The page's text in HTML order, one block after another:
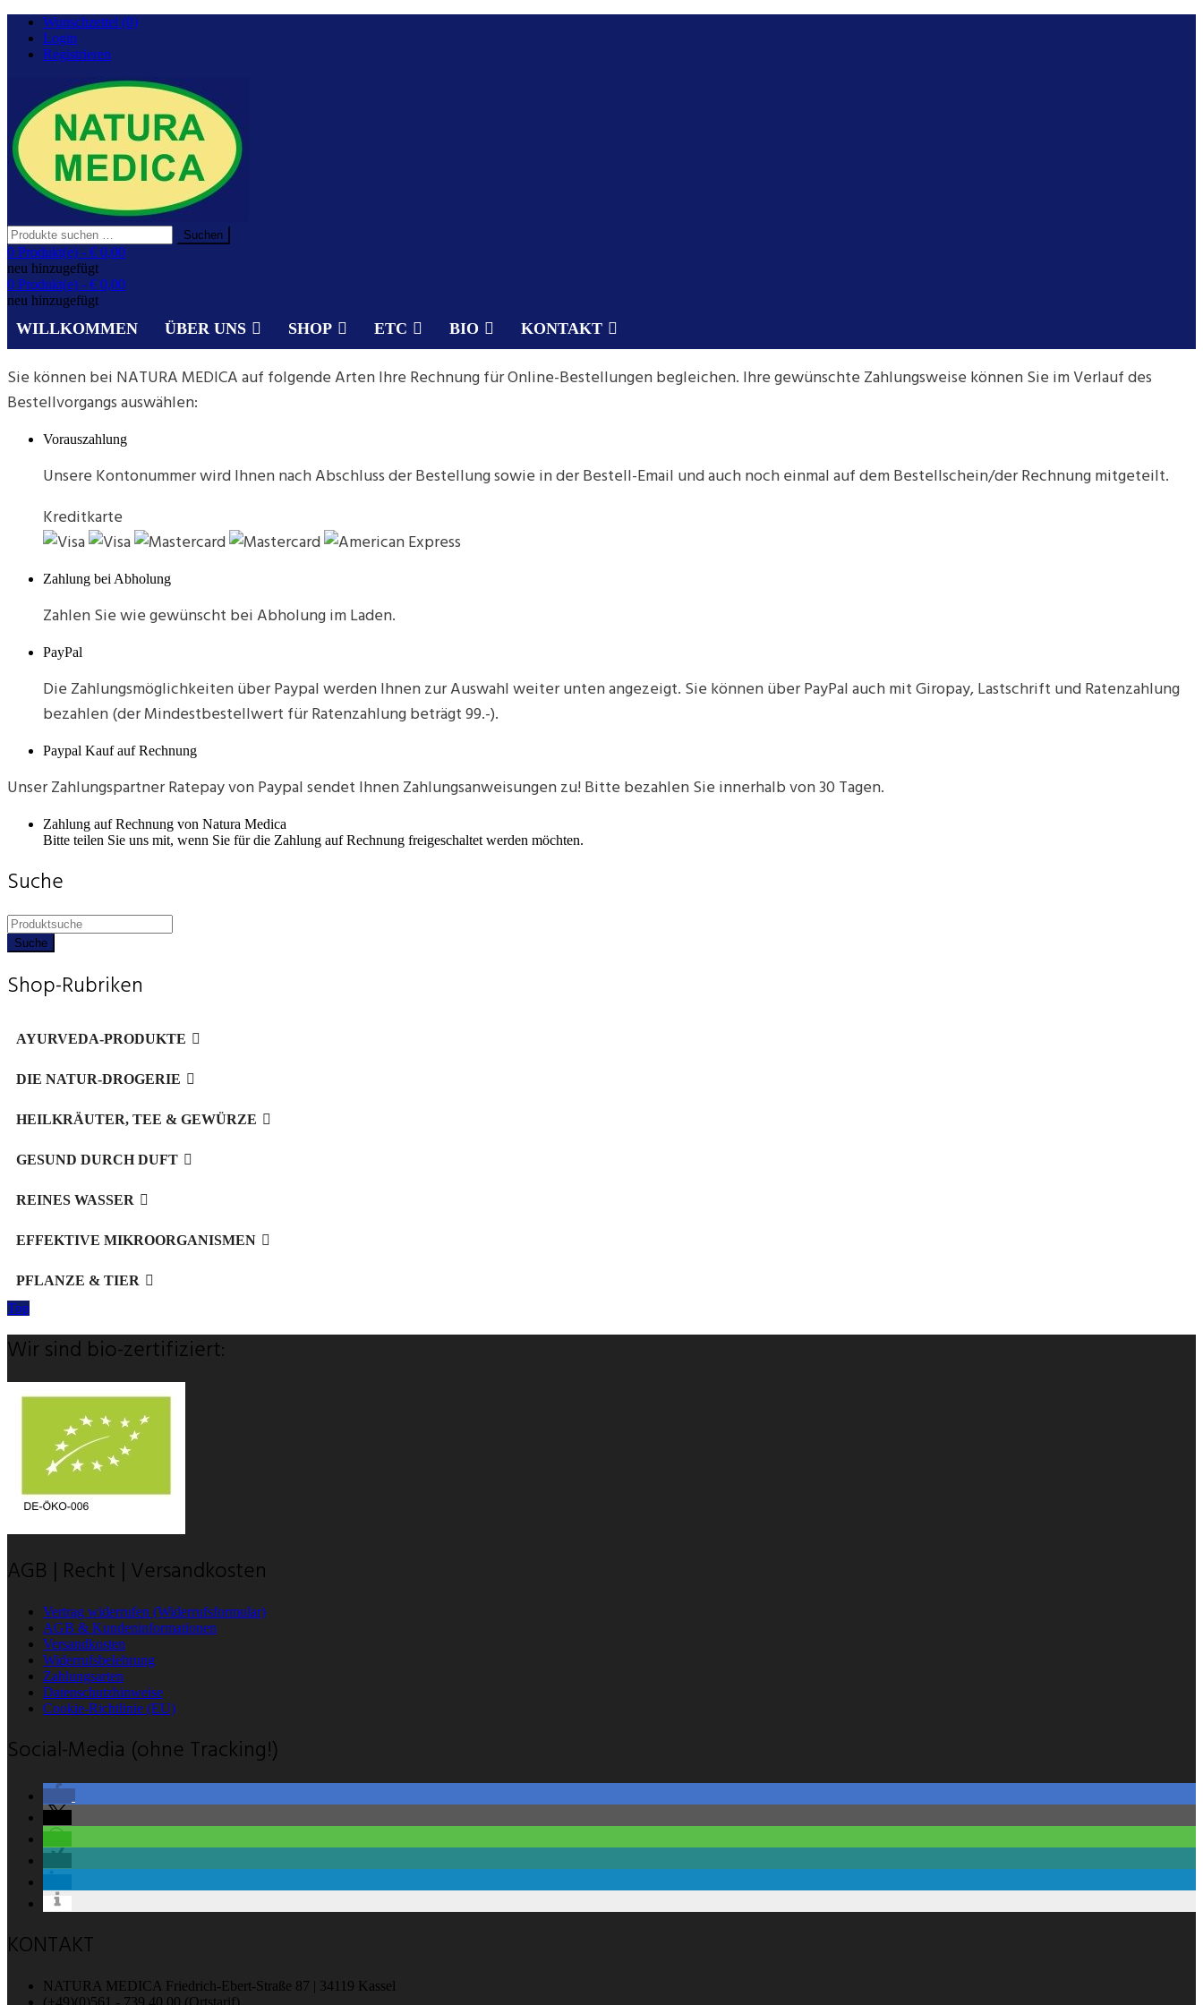
Zurück
zum
Inhalt
Wunschzettel (0)
Login
Registrieren
NATURA MEDICA
Gesundheit aus der Natur.
Suchen
nach:
Suchen
0 Produkt(e) - € 0,00
neu hinzugefügt
0 Produkt(e) - € 0,00
neu hinzugefügt
WILLKOMMEN ÜBER UNS SHOP ETC BIO KONTAKT
Sie können bei NATURA MEDICA auf folgende Arten Ihre Rechnung für Online-Bestellungen begleichen. Ihre gewünschte Zahlungsweise können Sie im Verlauf des
Bestellvorgangs auswählen:
Vorauszahlung
Unsere Kontonummer wird Ihnen nach Abschluss der Bestellung sowie in der Bestell-Email und auch noch einmal auf dem Bestellschein/der Rechnung mitgeteilt.
Kreditkarte
Zahlung bei Abholung
Zahlen Sie wie gewünscht bei Abholung im Laden.
PayPal
Die Zahlungsmöglichkeiten über Paypal werden Ihnen zur Auswahl weiter unten angezeigt. Sie können über PayPal auch mit Giropay, Lastschrift und Ratenzahlung
bezahlen (der Mindestbestellwert für Ratenzahlung beträgt 99.-).
Paypal Kauf auf Rechnung
Unser Zahlungspartner Ratepay von Paypal sendet Ihnen Zahlungsanweisungen zu! Bitte bezahlen Sie innerhalb von 30 Tagen.
Zahlung auf Rechnung von Natura Medica
Bitte teilen Sie uns mit, wenn Sie für die Zahlung auf Rechnung freigeschaltet werden möchten.
Suche
Products
search
Suche
Shop-Rubriken
AYURVEDA-PRODUKTE
DIE NATUR-DROGERIE
HEILKRÄUTER, TEE & GEWÜRZE
GESUND DURCH DUFT
REINES WASSER
EFFEKTIVE MIKROORGANISMEN
PFLANZE & TIER
Top
Wir sind bio-zertifiziert:
AGB | Recht | Versandkosten
Vertrag widerrufen (Widerrufsformular)
AGB & Kundeninformationen
Versandkosten
Widerrufsbelehrung
Zahlungsarten
Datenschutzhinweise
Cookie-Richtlinie (EU)
Social-Media (ohne Tracking!)
KONTAKT
NATURA MEDICA Friedrich-Ebert-Straße 87 | 34119 Kassel
(+49)(0)561 - 739 40 00 (Ortstarif)